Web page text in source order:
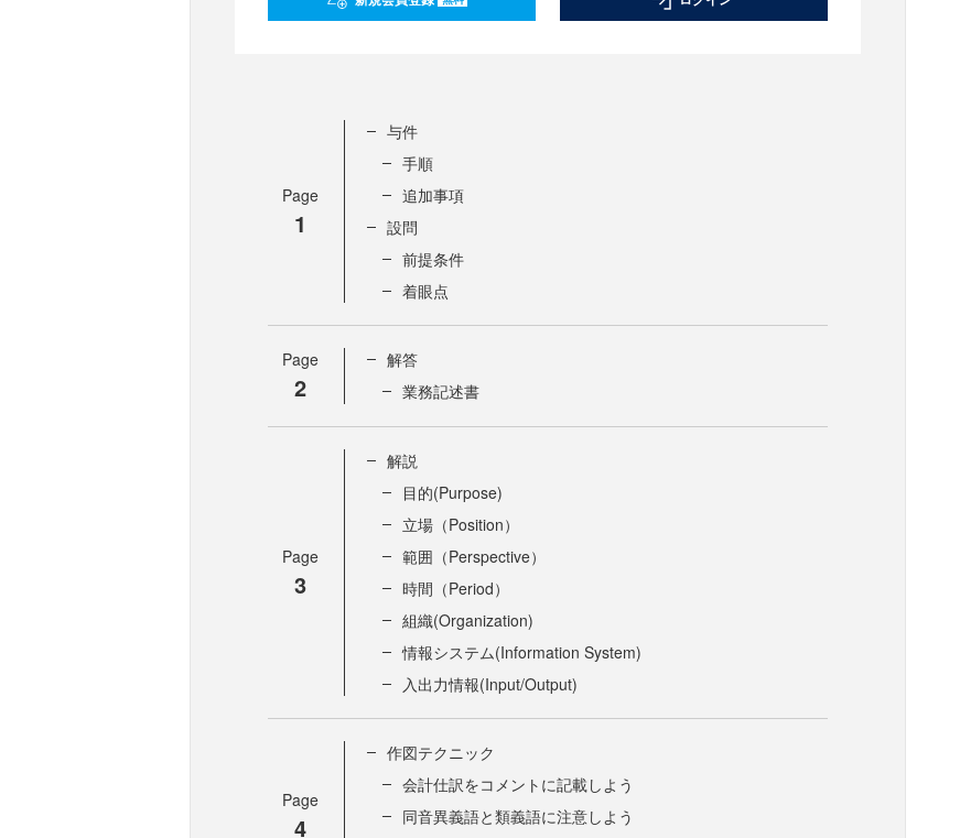
Page
1
与件
手順
追加事項
設問
前提条件
着眼点
Page
2
解答
業務記述書
Page
3
解説
目的(Purpose)
立場（Position）
範囲（Perspective）
時間（Period）
組織(Organization)
情報システム(Information System)
入出力情報(Input/Output)
Page
4
作図テクニック
会計仕訳をコメントに記載しよう
同音異義語と類義語に注意しよう